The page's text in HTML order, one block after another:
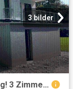
3 bilder
Neubau Erstbezug im Milchborntalweg! 3 Zimmerwohnung im EG mit Terrasse